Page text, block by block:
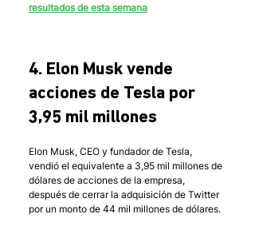
resultados de esta semana
4. Elon Musk vende
acciones de Tesla por
3,95 mil millones
Elon Musk, CEO y fundador de Tesla,
vendió el equivalente a 3,95 mil millones de
dólares de acciones de la empresa,
después de cerrar la adquisición de Twitter
por un monto de 44 mil millones de dólares.